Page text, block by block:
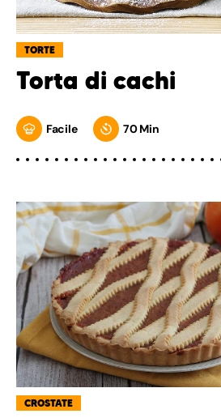
TORTE
Torta di cachi
Facile 70 Min
CROSTATE